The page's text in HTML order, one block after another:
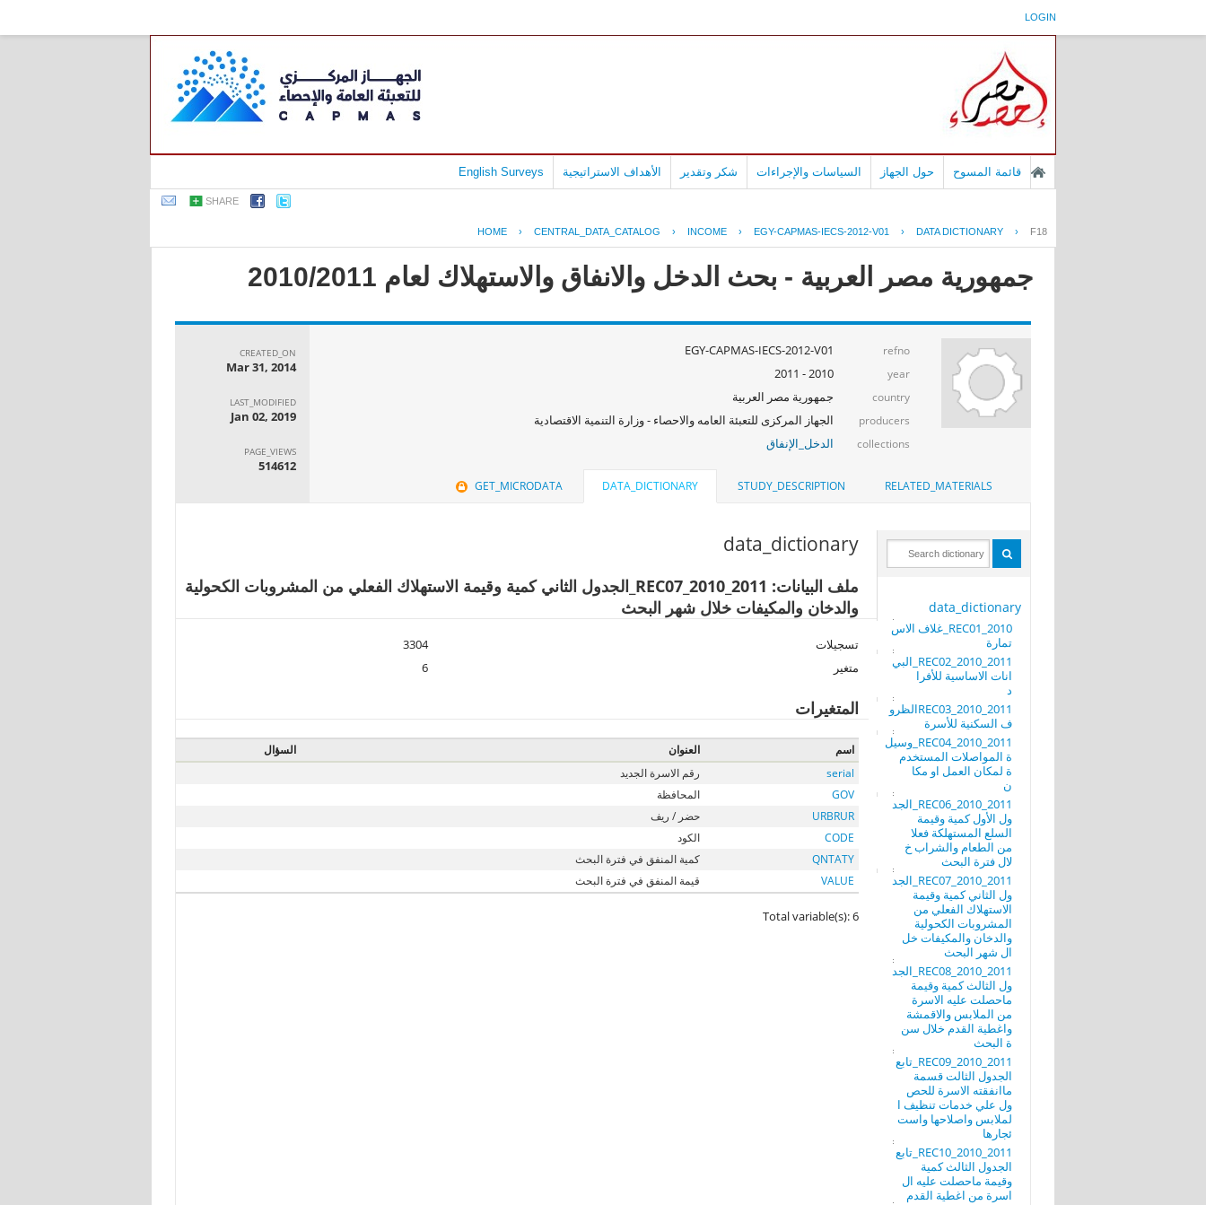
LOGIN
قائمة المسوح حول الجهاز السياسات والإجراءات شكر وتقدير الأهداف الاستراتيجية English Surveys
SHARE
HOME › CENTRAL_DATA_CATALOG › INCOME › EGY-CAPMAS-IECS-2012-V01 › DATA DICTIONARY › F18
جمهورية مصر العربية - بحث الدخل والانفاق والاستهلاك لعام 2010/2011
refno
EGY-CAPMAS-IECS-2012-V01
year
2010 - 2011
country جمهورية مصر العربية
producers الجهاز المركزى للتعبئة العامه والاحصاء - وزارة التنمية الاقتصادية
collections الدخل_الإنفاق
CREATED_ON
Mar 31, 2014
LAST_MODIFIED
Jan 02, 2019
PAGE_VIEWS
514612
RELATED_MATERIALS
STUDY_DESCRIPTION
DATA_DICTIONARY
GET_MICRODATA
data_dictionary
REC01_2010_غلاف الاس
تمارة
REC02_2010_2011_البي
انات الاساسية للأفرا
د
REC03_2010_2011الظرو
ف السكنية للأسرة
REC04_2010_2011_وسيل
ة المواصلات المستخدم
ة لمكان العمل او مكا
ن
REC06_2010_2011_الجد
ول الأول كمية وقيمة
السلع المستهلكة فعلا
من الطعام والشراب خ
لال فترة البحث
REC07_2010_2011_الجد
ول الثاني كمية وقيمة
الاستهلاك الفعلي من
المشروبات الكحولية
والدخان والمكيفات خل
ال شهر البحث
REC08_2010_2011_الجد
ول الثالث كمية وقيمة
ماحصلت عليه الاسرة
من الملابس والاقمشة
واغطية القدم خلال سن
ة البحث
REC09_2010_2011_تابع
الجدول الثالت قسمة
ماانفقته الاسرة للحص
ول علي خدمات تنظيف ا
لملابس واصلاحها واست
ئجارها
REC10_2010_2011_تابع
الجدول الثالث كمية
وقيمة ماحصلت عليه ال
اسرة من اغطية القدم
data_dictionary
ملف البيانات: REC07_2010_2011_الجدول الثاني كمية وقيمة الاستهلاك الفعلي من المشروبات الكحولية
والدخان والمكيفات خلال شهر البحث
تسجيلات
3304
متغير
6
المتغيرات
اسم العنوان
السؤال
serial
رقم الاسرة الجديد
GOV
المحافظة
URBRUR
حضر / ريف
CODE
الكود
QNTATY
كمية المنفق في فترة البحث
VALUE
قيمة المنفق في فترة البحث
Total variable(s): 6